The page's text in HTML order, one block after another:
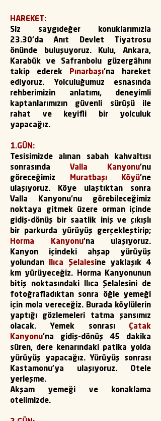
HAREKET:
Siz saygıdeğer konuklarımızla
23.30’da Anıt Devlet Tiyatrosu
önünde buluşuyoruz. Kulu, Ankara,
Karabük ve Safranbolu güzergâhını
takip ederek Pınarbaşı’na hareket
ediyoruz. Yolculuğumuz esnasında
rehberimizin anlatımı, deneyimli
kaptanlarımızın güvenli sürüşü ile
rahat ve keyifli bir yolculuk
yapacağız.
1.GÜN:
Tesisimizde alınan sabah kahvaltısı
sonrasında Valla Kanyonu’nu
göreceğimiz Muratbaşı Köyü’ne
ulaşıyoruz. Köye ulaştıktan sonra
Valla Kanyonu'nu görebileceğimiz
noktaya gitmek üzere orman içinde
gidiş-dönüş bir saatlik iniş ve çıkışlı
bir parkurda yürüyüş gerçekleştirip;
Horma Kanyonu'na ulaşıyoruz.
Kanyon içindeki ahşap yürüyüş
yolundan Ilıca Şelalesine yaklaşık 4
km yürüyeceğiz. Horma Kanyonunun
bitiş noktasındaki Ilıca Şelalesini de
fotoğrafladıktan sonra öğle yemeği
için mola vereceğiz. Burada köylülerin
yaptığı gözlemeleri tatma şansımız
olacak. Yemek sonrası Çatak
Kanyonu'na gidiş-dönüş 45 dakika
süren, dere kenarındaki patika yolda
yürüyüş yapacağız. Yürüyüş sonrası
Kastamonu’ya ulaşıyoruz. Otele
yerleşme.
Akşam yemeği ve konaklama
otelimizde.